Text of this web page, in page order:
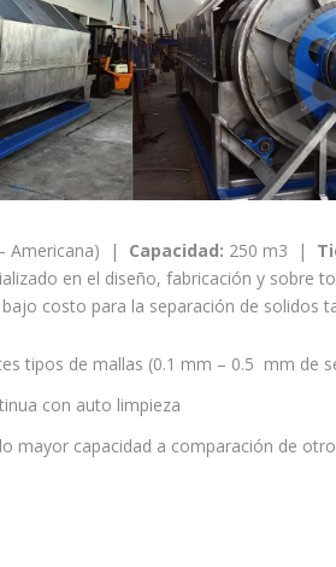
Americana) | Capacidad: 250 m3 |
en el diseño, fabricación y sobre
costo para la separación de solidos
tipos de mallas (0.1 mm – 0.5 mm de
con auto limpieza
mayor capacidad a comparación de